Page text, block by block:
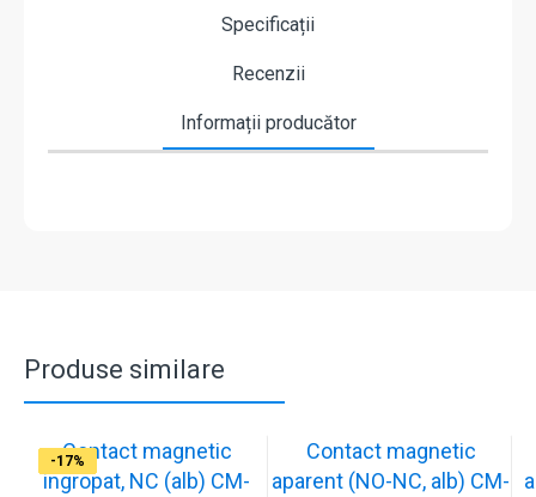
Specificații
Recenzii
Informații producător
Produse similare
-17%
Contact magnetic
ingropat, NC (alb) CM-
-17%
Contact magnetic
aparent (NO-NC, alb) CM-
-17%
-17%
-17%
-17%
-17%
-17%